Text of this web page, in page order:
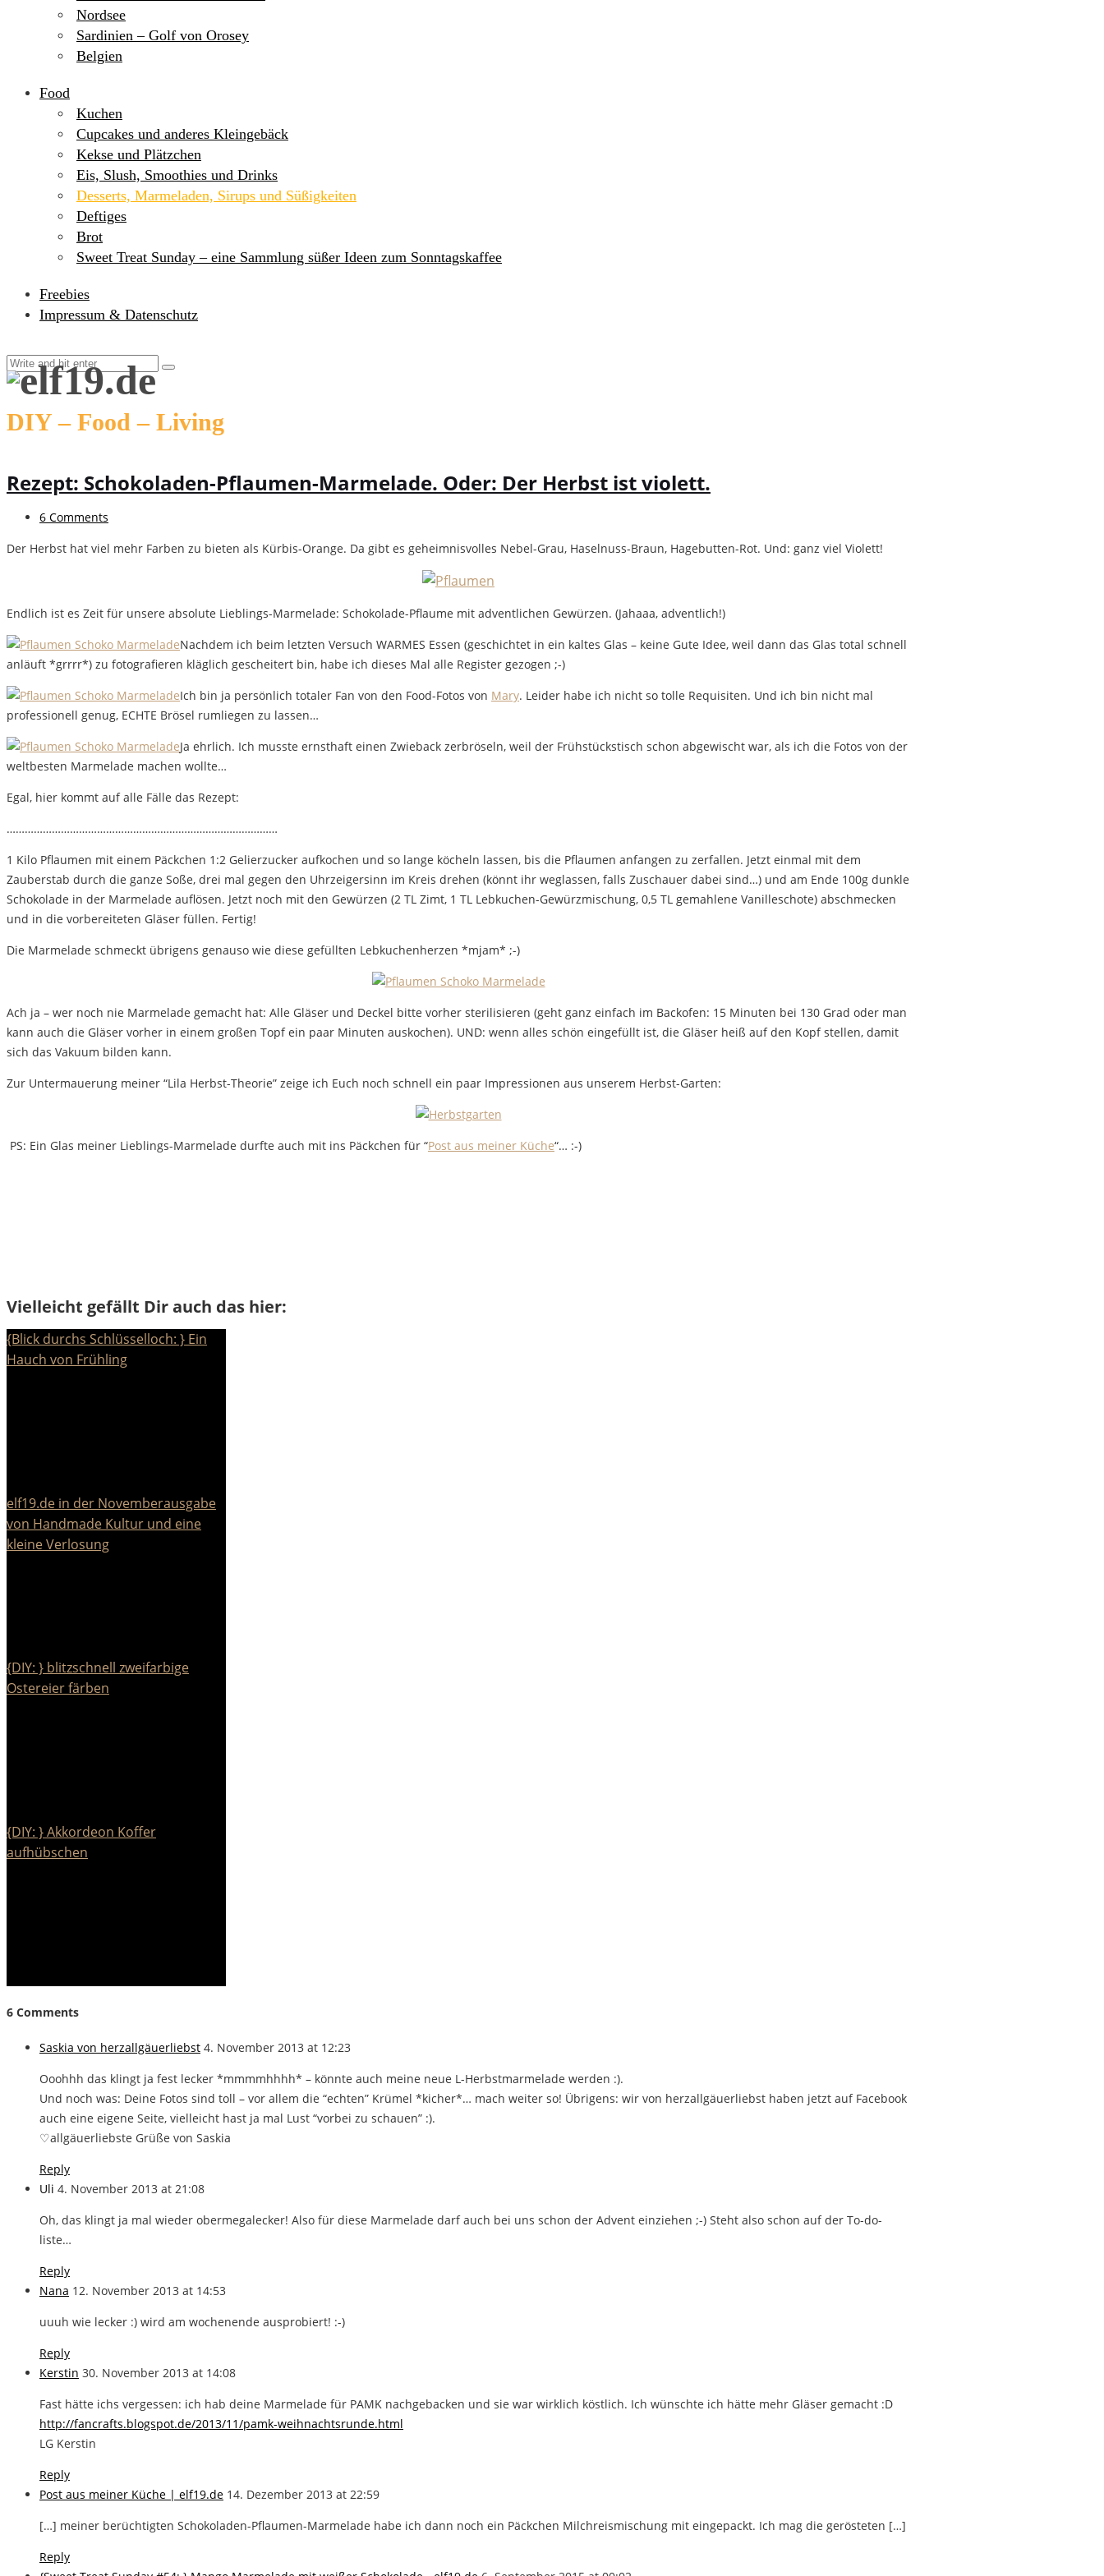
Nordsee
Sardinien – Golf von Orosey
Belgien
Food
Kuchen
Cupcakes und anderes Kleingebäck
Kekse und Plätzchen
Eis, Slush, Smoothies und Drinks
Desserts, Marmeladen, Sirups und Süßigkeiten
Deftiges
Brot
Sweet Treat Sunday – eine Sammlung süßer Ideen zum Sonntagskaffee
Freebies
Impressum & Datenschutz
DIY – Food – Living
Rezept: Schokoladen-Pflaumen-Marmelade. Oder: Der Herbst ist violett.
6 Comments
Der Herbst hat viel mehr Farben zu bieten als Kürbis-Orange. Da gibt es geheimnisvolles Nebel-Grau, Haselnuss-Braun, Hagebutten-Rot. Und: ganz viel Violett!
Endlich ist es Zeit für unsere absolute Lieblings-Marmelade: Schokolade-Pflaume mit adventlichen Gewürzen. (Jahaaa, adventlich!)
Nachdem ich beim letzten Versuch WARMES Essen (geschichtet in ein kaltes Glas – keine Gute Idee, weil dann das Glas total schnell
anläuft *grrrr*) zu fotografieren kläglich gescheitert bin, habe ich dieses Mal alle Register gezogen ;-)
Ich bin ja persönlich totaler Fan von den Food-Fotos von Mary. Leider habe ich nicht so tolle Requisiten. Und ich bin nicht mal
professionell genug, ECHTE Brösel rumliegen zu lassen…
Ja ehrlich. Ich musste ernsthaft einen Zwieback zerbröseln, weil der Frühstückstisch schon abgewischt war, als ich die Fotos von der
weltbesten Marmelade machen wollte…
Egal, hier kommt auf alle Fälle das Rezept:
………………………………………………………………………………
1 Kilo Pflaumen mit einem Päckchen 1:2 Gelierzucker aufkochen und so lange köcheln lassen, bis die Pflaumen anfangen zu zerfallen. Jetzt einmal mit dem
Zauberstab durch die ganze Soße, drei mal gegen den Uhrzeigersinn im Kreis drehen (könnt ihr weglassen, falls Zuschauer dabei sind…) und am Ende 100g dunkle
Schokolade in der Marmelade auflösen. Jetzt noch mit den Gewürzen (2 TL Zimt, 1 TL Lebkuchen-Gewürzmischung, 0,5 TL gemahlene Vanilleschote) abschmecken
und in die vorbereiteten Gläser füllen. Fertig!
Die Marmelade schmeckt übrigens genauso wie diese gefüllten Lebkuchenherzen *mjam* ;-)
Ach ja – wer noch nie Marmelade gemacht hat: Alle Gläser und Deckel bitte vorher sterilisieren (geht ganz einfach im Backofen: 15 Minuten bei 130 Grad oder man
kann auch die Gläser vorher in einem großen Topf ein paar Minuten auskochen). UND: wenn alles schön eingefüllt ist, die Gläser heiß auf den Kopf stellen, damit
sich das Vakuum bilden kann.
Zur Untermauerung meiner “Lila Herbst-Theorie” zeige ich Euch noch schnell ein paar Impressionen aus unserem Herbst-Garten:
PS: Ein Glas meiner Lieblings-Marmelade durfte auch mit ins Päckchen für “Post aus meiner Küche“… :-)
Vielleicht gefällt Dir auch das hier:
{Blick durchs Schlüsselloch: } Ein
Hauch von Frühling
elf19.de in der Novemberausgabe
von Handmade Kultur und eine
kleine Verlosung
{DIY: } blitzschnell zweifarbige
Ostereier färben
{DIY: } Akkordeon Koffer
aufhübschen
6 Comments
Saskia von herzallgäuerliebst 4. November 2013 at 12:23
Ooohhh das klingt ja fest lecker *mmmmhhhh* – könnte auch meine neue L-Herbstmarmelade werden :).
Und noch was: Deine Fotos sind toll – vor allem die “echten” Krümel *kicher*… mach weiter so! Übrigens: wir von herzallgäuerliebst haben jetzt auf Facebook
auch eine eigene Seite, vielleicht hast ja mal Lust “vorbei zu schauen” :).
♡allgäuerliebste Grüße von Saskia
Reply
Uli 4. November 2013 at 21:08
Oh, das klingt ja mal wieder obermegalecker! Also für diese Marmelade darf auch bei uns schon der Advent einziehen ;-) Steht also schon auf der To-do-
liste…
Reply
Nana 12. November 2013 at 14:53
uuuh wie lecker :) wird am wochenende ausprobiert! :-)
Reply
Kerstin 30. November 2013 at 14:08
Fast hätte ichs vergessen: ich hab deine Marmelade für PAMK nachgebacken und sie war wirklich köstlich. Ich wünschte ich hätte mehr Gläser gemacht :D
http://fancrafts.blogspot.de/2013/11/pamk-weihnachtsrunde.html
LG Kerstin
Reply
Post aus meiner Küche | elf19.de 14. Dezember 2013 at 22:59
[…] meiner berüchtigten Schokoladen-Pflaumen-Marmelade habe ich dann noch ein Päckchen Milchreismischung mit eingepackt. Ich mag die gerösteten […]
Reply